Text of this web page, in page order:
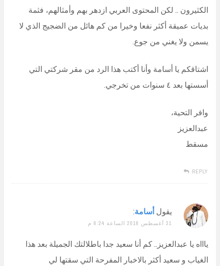
الكثيرون .. لكن المحتوى العربي ازدهر بهم وأمثالهم، فثمة
بديات عميقة أكثر نفعا وخيرا من كم هائل من الضجيج الذي لا
يسمن ولا يغني من جوع.
اشتاقكم يا أسامة وأنا أكتب هذا الرد من مقر شركتي التي
أسستها بعد ٤ سنوات من تخرجي.
وافر التحية،
عبدالعزيز
مسقط
REPLY
يقول أسامة:
31 أغسطس 2016 الساعة 6:24 م
ياااه يا عبدالعزيز.. كم أنا سعيد جدا باطلالتك الجميلة بعد هذا
الغياب و سعيد أكثر بالاخبار المفرحة التي سقتها لي